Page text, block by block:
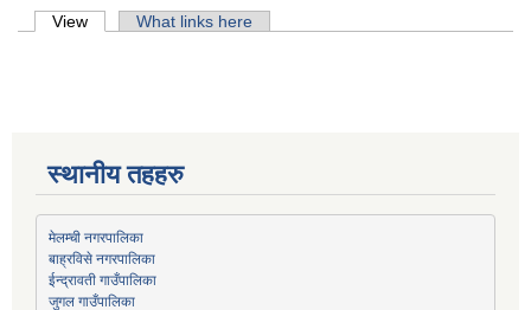
Primary tabs
View (active tab)What links here
स्थानीय तहहरु
मेलम्ची नगरपालिका
बाह्रविसे नगरपालिका
ईन्द्रावती गाउँपालिका
जुगल गाउँपालिका